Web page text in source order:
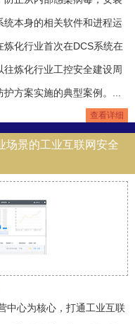
本身的相关软件和进程运
化行业首次在DCS系统在
炼化行业工控安全建设周
方案实施的典型案例。...
查看详细
景的工业互联网安全
中心为核心，打通工业互联